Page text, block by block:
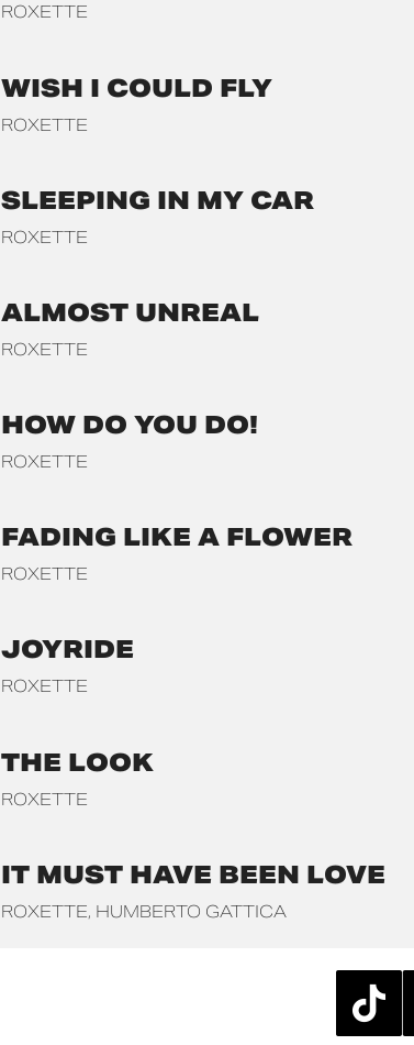
ROXETTE
WISH I COULD FLY
ROXETTE
SLEEPING IN MY CAR
ROXETTE
ALMOST UNREAL
ROXETTE
HOW DO YOU DO!
ROXETTE
FADING LIKE A FLOWER
ROXETTE
JOYRIDE
ROXETTE
THE LOOK
ROXETTE
IT MUST HAVE BEEN LOVE
ROXETTE HUMBERTO GATTICA